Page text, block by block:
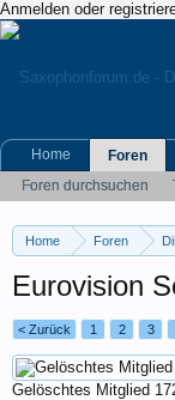
Anmelden oder
Home Foren
Eurovision
< Zurück 1 2 3
Gelöschtes Mitglied
Home
Foren
Foren durchsuchen